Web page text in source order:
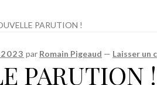
PARUTION !
par Romain Pigeaud — Laisser un
PARUTION !